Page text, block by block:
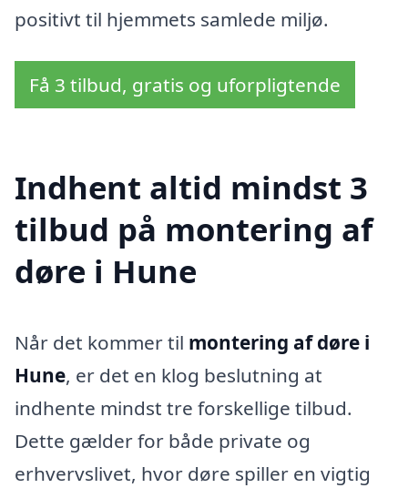
positivt til hjemmets samlede miljø.
Få 3 tilbud, gratis og uforpligtende
Indhent altid mindst 3
tilbud på montering af
døre i Hune
Når det kommer til montering af døre i
Hune, er det en klog beslutning at
indhente mindst tre forskellige tilbud.
Dette gælder for både private og
erhvervslivet, hvor døre spiller en vigtig